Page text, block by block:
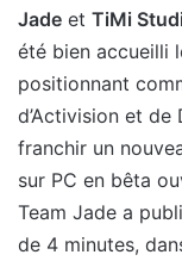
Jade et TiMi
été bien accueilli
positionnant
d’Activision et de
franchir un
sur PC en bêta
Team Jade a
de 4 minutes,